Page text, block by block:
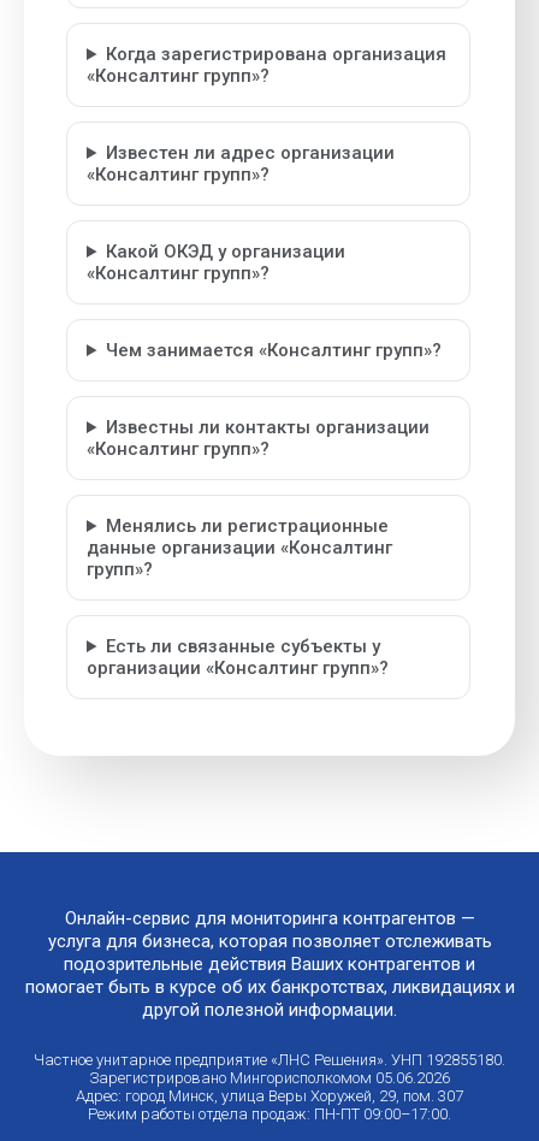
Когда зарегистрирована организация
«Консалтинг групп»?
Известен ли адрес организации
«Консалтинг групп»?
Какой ОКЭД у организации
«Консалтинг групп»?
Чем занимается «Консалтинг групп»?
Известны ли контакты организации
«Консалтинг групп»?
Менялись ли регистрационные
данные организации «Консалтинг
групп»?
Есть ли связанные субъекты у
организации «Консалтинг групп»?
Онлайн-сервис для мониторинга контрагентов —
услуга для бизнеса, которая позволяет отслеживать
подозрительные действия Ваших контрагентов и
помогает быть в курсе об их банкротствах, ликвидациях и
другой полезной информации.
Частное унитарное предприятие «ЛНС Решения». УНП 192855180.
Зарегистрировано Мингорисполкомом 05.06.2026
Адрес: город Минск, улица Веры Хоружей, 29, пом. 307
Режим работы отдела продаж: ПН-ПТ 09:00–17:00.